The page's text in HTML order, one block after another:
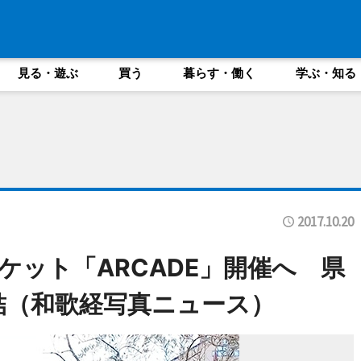
見る・遊ぶ 買う 暮らす・働く 学ぶ・知る
2017.10.20
ット「ARCADE」開催へ 県
和歌経写真ニュース）